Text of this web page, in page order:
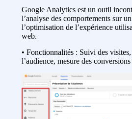
Google Analytics est un outil
l’analyse des comportements sur
l’optimisation de l’expérience
web.
• Fonctionnalités : Suivi des
l’audience, mesure des